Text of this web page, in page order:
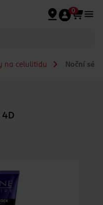
0
na celulitidu Noční
4D